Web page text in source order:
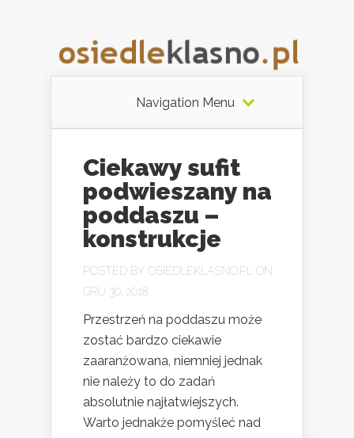
Navigation Menu
Ciekawy sufit
podwieszany na
poddaszu –
konstrukcje
POSTED BY OSIEDLEKLASNO.PL ON
GRU 30, 2018
Przestrzeń na poddaszu może
zostać bardzo ciekawie
zaaranżowana, niemniej jednak
nie należy to do zadań
absolutnie najłatwiejszych.
Warto jednakże pomyśleć nad